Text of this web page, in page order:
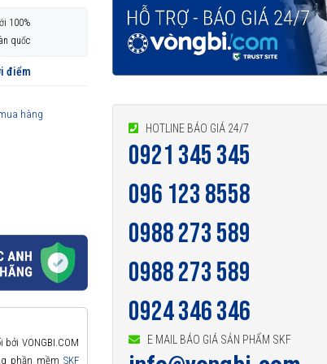
100%
quốc
điểm
hàng
VONGBI.COM
phần mềm SKF
HOTLINE BÁO GIÁ 24/7
0921 345 345
096 123 8558
0988 273 589
0988 273 589
0924 346 346
E MAIL BÁO GIÁ SẢN PHẨM SKF